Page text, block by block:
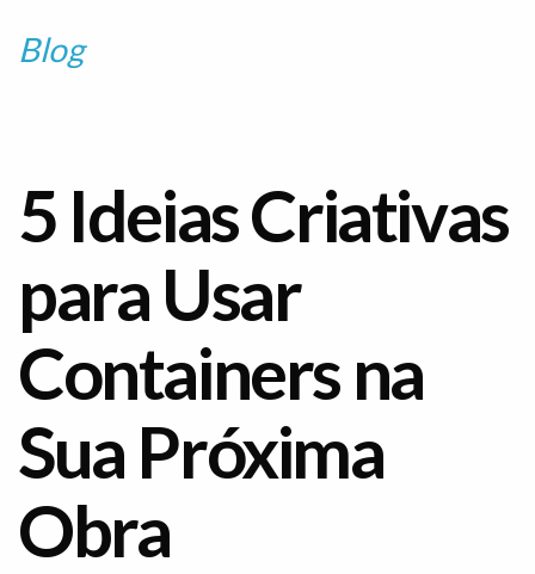
Blog
5 Ideias Criativas
para Usar
Containers na
Sua Próxima
Obra